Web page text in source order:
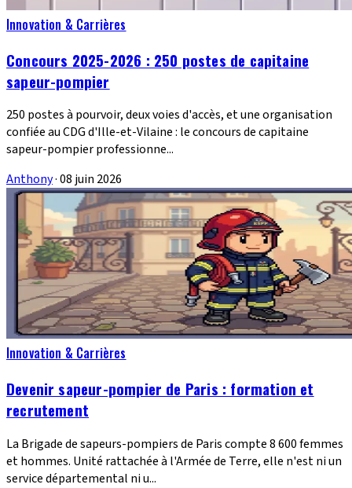
Innovation & Carrières
Concours 2025-2026 : 250 postes de capitaine
sapeur-pompier
250 postes à pourvoir, deux voies d'accès, et une organisation
confiée au CDG d'Ille-et-Vilaine : le concours de capitaine
sapeur-pompier professionne...
Anthony·08 juin 2026
Innovation & Carrières
Devenir sapeur-pompier de Paris : formation et
recrutement
La Brigade de sapeurs-pompiers de Paris compte 8 600 femmes
et hommes. Unité rattachée à l'Armée de Terre, elle n'est ni un
service départemental ni u...